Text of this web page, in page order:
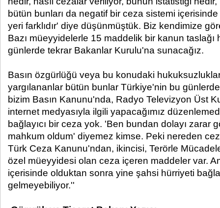
bütün bunları da negatif bir ceza sistemi
yeri farklıdır' diye düşünmüştük. Biz kendimize göre
Bazı müeyyidelerle 15 maddelik bir kanun taslağı
günlerde tekrar Bakanlar Kurulu'na sunacağız.
Basın özgürlüğü veya bu konudaki
yargılananlar bütün bunlar Türkiye'nin bu
bizim Basın Kanunu'nda, Radyo Televizyon Üst
internet medyasıyla ilgili yapacağımız
bağlayıcı bir ceza yok. 'Ben bundan dolayı zarar
mahkum oldum' diyemez kimse. Peki nereden
Türk Ceza Kanunu'ndan, ikincisi, Terörle
özel müeyyidesi olan ceza içeren maddeler var.
içerisinde olduktan sonra yine şahsi hürriyeti
gelmeyebiliyor.''